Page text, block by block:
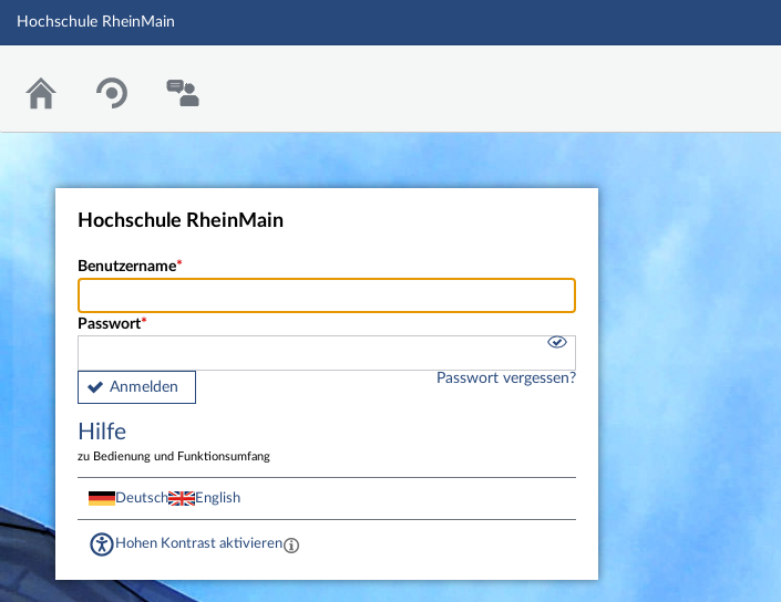
Hochschule RheinMain
Hochschule RheinMain
Benutzername
Passwort
Anmelden
Passwort vergessen?
Hilfe
zu Bedienung und Funktionsumfang
Deutsch English
Hohen Kontrast aktivieren